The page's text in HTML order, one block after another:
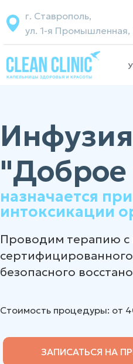
г. Ставрополь,
ул. 1-я Промышленная,
Инфузия
"Доброе
назначается
интоксикации
Проводим терапию с
безопасного
Стоимость процедуры: от
ЗАПИСАТЬСЯ НА